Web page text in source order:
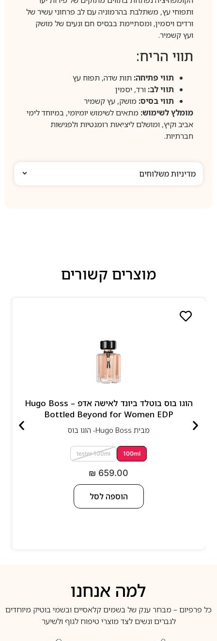
ותפוחי עץ, משתלבת בהרמוניה עם לב פרחוני עשיר של
ורדים ויסמין, ומסתיימת בבסיס חם ונעים של מושק
ועץ קשמיר.
תווי הריח:
תווי פתיחה:תות שדה, תפוח עץ
תווי לב:ורד, יסמין
תווי בסיס:מושק, עץ קשמיר
מומלץ לשימוש:מתאים לשימוש יומיומי, במיוחד לימי
אביב וקיץ, ומושלם ליציאות רומנטיות ולפגישות
חברתיות.
מדיניות משלוחים
מוצרים קשורים
הוגו בוס בוטלד ביונד לאישה אדפ – Hugo Boss
Bottled Beyond for Women EDP
מבית Hugo Boss- הוגו בוס
100ml
tester 100ml
₪ 659.00
הוספה לסל
למה אנחנו
כל פרפיום – מבחר ענק של בשמים קלאסיים ובשמי בוטיק מיוחדים
לגברים ונשים לצד מוצרי טיפוח לגוף ולשיער